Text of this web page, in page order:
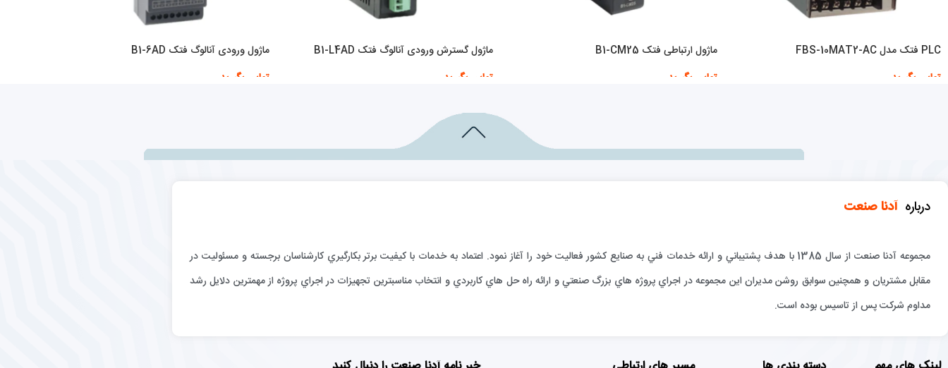
PLC فتک مدل FBS-10MAT2-AC
تماس بگیرید
ماژول ارتباطی فتک B1-CM25
تماس بگیرید
ماژول گسترش ورودی آنالوگ فتک B1-L4AD
تماس بگیرید
ماژول ورودی آنالوگ فتک B1-6AD
تماس بگیرید
درباره آدنا صنعت
مجموعه آدنا صنعت از سال 1385 با هدف پشتيباني و ارائه خدمات فني به صنايع كشور فعاليت خود را آغاز نمود. اعتماد به خدمات با كيفيت برتر بكارگيري كارشناسان برجسته و مسئوليت در
مقابل مشتريان و همچنين سوابق روشن مديران اين مجموعه در اجراي پروژه هاي بزرگ صنعتي و ارائه راه حل هاي كاربردي و انتخاب مناسبترين تجهيزات در اجراي پروژه از مهمترين دلايل رشد
مداوم شركت پس از تاسيس بوده است.